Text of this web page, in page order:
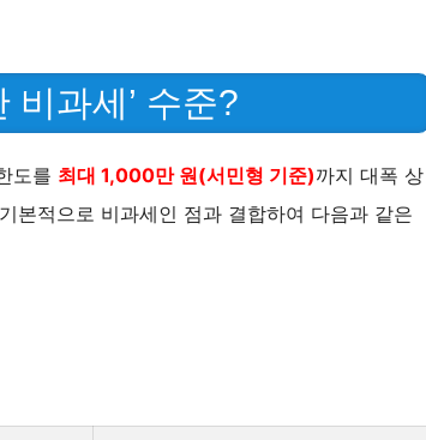
비과세’ 수준?
도를 최대 1,000만 원(서민형 기준)까지 대폭 상
본적으로 비과세인 점과 결합하여 다음과 같은